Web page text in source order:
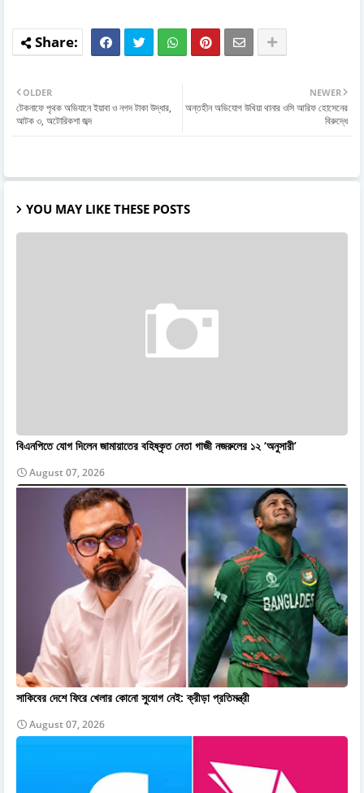
NEWER
অন্তহীন অভিযোগ উখিয়া থানার ওসি আরিফ হোসেনের
বিরুদ্ধে
OLDER
টেকনাফে পৃথক অভিযানে ইয়াবা ও নগদ টাকা উদ্ধার,
আটক ৩, অটোরিকশা জব্দ
YOU MAY LIKE THESE POSTS
বিএনপিতে যোগ দিলেন জামায়াতের বহিষ্কৃত নেতা গাজী নজরুলের ১২ ‘অনুসারী’
August 07, 2026
সাকিবের দেশে ফিরে খেলার কোনো সুযোগ নেই: ক্রীড়া প্রতিমন্ত্রী
August 07, 2026